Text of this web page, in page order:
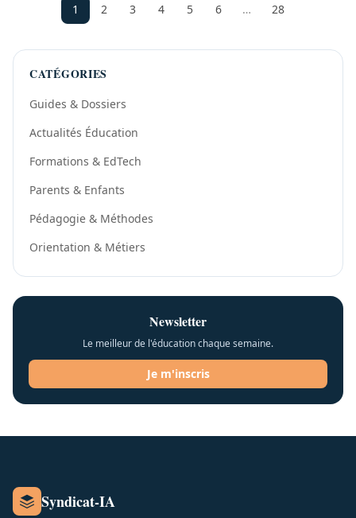
1 2 3 4 5 6 … 28
CATÉGORIES
Guides & Dossiers
Actualités Éducation
Formations & EdTech
Parents & Enfants
Pédagogie & Méthodes
Orientation & Métiers
Newsletter
Le meilleur de l'éducation chaque semaine.
Je m'inscris
Syndicat-IA